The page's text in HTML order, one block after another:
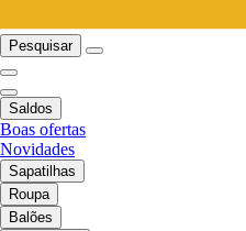
Pesquisar
Saldos
Boas ofertas
Novidades
Sapatilhas
Roupa
Balões